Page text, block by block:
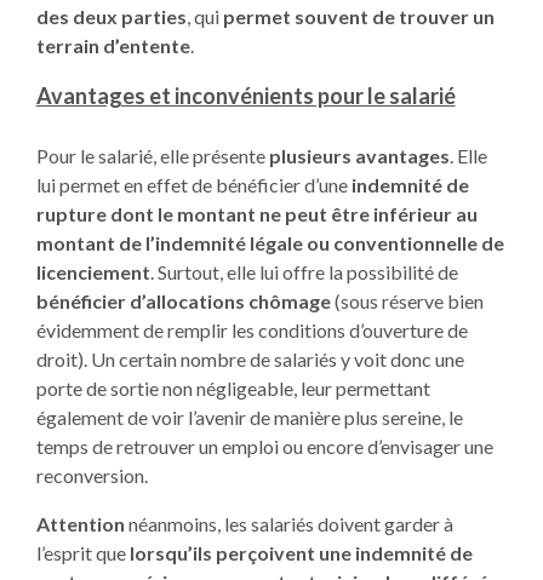
des deux parties , qui permet souvent de trouver un
terrain d’entente.
Avantages et inconvénients pour le salarié
Pour le salarié, elle présente plusieurs avantages . Elle
lui permet en effet de bénéficier d’une indemnité de
rupture dont le montant ne peut être inférieur au
montant de l’indemnité légale ou conventionnelle de
licenciement . Surtout, elle lui offre la possibilité de
bénéficier d’allocations chômage(sous réserve bien
évidemment de remplir les conditions d’ouverture de
droit). Un certain nombre de salariés y voit donc une
porte de sortie non négligeable, leur permettant
également de voir l’avenir de manière plus sereine, le
temps de retrouver un emploi ou encore d’envisager une
reconversion.
Attention néanmoins, les salariés doivent garder à
l’esprit que lorsqu’ils perçoivent une indemnité de